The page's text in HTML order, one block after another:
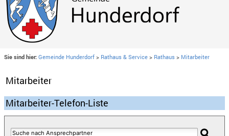
Sie sind hier: Gemeinde Hunderdorf > Rathaus & Service > Rathaus > Mitarbeiter
Mitarbeiter
Mitarbeiter-Telefon-Liste